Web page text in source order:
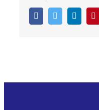
FacebookTwitter